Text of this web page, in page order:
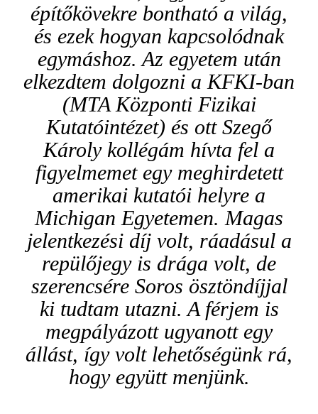
építőkövekre bontható a világ,
és ezek hogyan kapcsolódnak
egymáshoz. Az egyetem után
elkezdtem dolgozni a KFKI-ban
(MTA Központi Fizikai
Kutatóintézet) és ott Szegő
Károly kollégám hívta fel a
figyelmemet egy meghirdetett
amerikai kutatói helyre a
Michigan Egyetemen. Magas
jelentkezési díj volt, ráadásul a
repülőjegy is drága volt, de
szerencsére Soros ösztöndíjjal
ki tudtam utazni. A férjem is
megpályázott ugyanott egy
állást, így volt lehetőségünk rá,
hogy együtt menjünk.